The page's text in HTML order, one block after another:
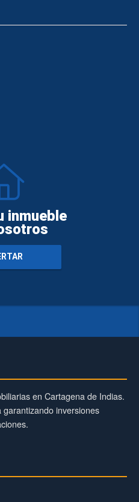
inmueble
en Cartagena de Indias.
inversiones